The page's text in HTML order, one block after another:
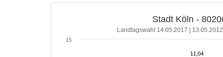
Stadt Köln -
Landtagswahl 14.05.2017 |
11,04
11,04
15